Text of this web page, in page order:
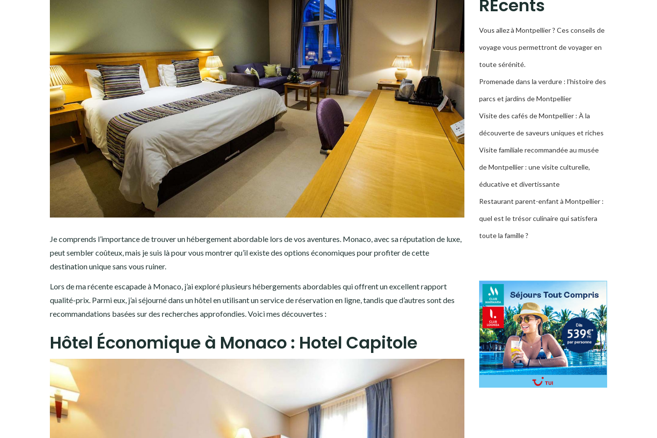
Je comprends l’importance de trouver un hébergement abordable lors de vos aventures. Monaco, avec sa réputation de luxe,
peut sembler coûteux, mais je suis là pour vous montrer qu’il existe des options économiques pour profiter de cette
destination unique sans vous ruiner.
Lors de ma récente escapade à Monaco, j’ai exploré plusieurs hébergements abordables qui offrent un excellent rapport
qualité-prix. Parmi eux, j’ai séjourné dans un hôtel en utilisant un service de réservation en ligne, tandis que d’autres sont des
recommandations basées sur des recherches approfondies. Voici mes découvertes :
Hôtel Économique à Monaco : Hotel Capitole
RÉcents
Vous allez à Montpellier ? Ces conseils de
voyage vous permettront de voyager en
toute sérénité.
Promenade dans la verdure : l’histoire des
parcs et jardins de Montpellier
Visite des cafés de Montpellier : À la
découverte de saveurs uniques et riches
Visite familiale recommandée au musée
de Montpellier : une visite culturelle,
éducative et divertissante
Restaurant parent-enfant à Montpellier :
quel est le trésor culinaire qui satisfera
toute la famille ?